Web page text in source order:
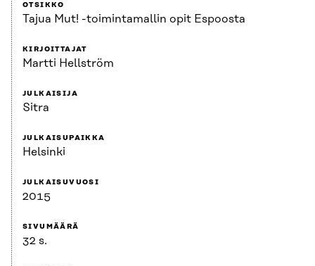
OTSIKKO
Tajua Mut! -toimintamallin opit Espoosta
KIRJOITTAJAT
Martti Hellström
JULKAISIJA
Sitra
JULKAISUPAIKKA
Helsinki
JULKAISUVUOSI
2015
SIVUMÄÄRÄ
32 s.